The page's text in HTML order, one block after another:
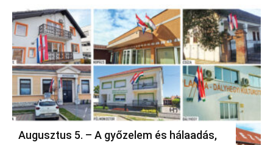
Augusztus 5. – A győzelem és hálaadás,